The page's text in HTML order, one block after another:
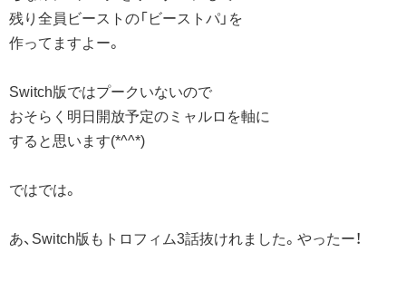
残り全員ビーストの「ビーストパ」を
作ってますよー。
Switch版ではプークいないので
おそらく明日開放予定のミャルロを軸に
すると思います(*^^*)
ではでは。
あ、Switch版もトロフィム3話抜けれました。やったー！